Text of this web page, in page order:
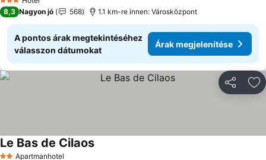
3 Kategória
8,3 Nagyon jó 568 1.1 km-re innen: Városközpont
A pontos árak megtekintéséhez
válasszon dátumokat
Árak megjelenítése
Apartmanhotel
Le Bas de CilaosÁrak megjelenítése